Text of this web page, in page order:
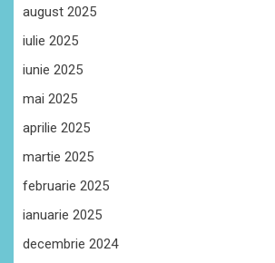
august 2025
iulie 2025
iunie 2025
mai 2025
aprilie 2025
martie 2025
februarie 2025
ianuarie 2025
decembrie 2024